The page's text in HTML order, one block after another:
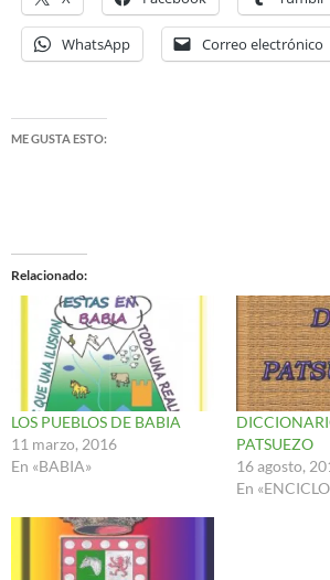
WhatsApp Correo electrónico
ME GUSTA ESTO:
Relacionado
LOS PUEBLOS DE BABIA
11 marzo, 2016
En «BABIA»
PATSUEZO
16 agosto,
En